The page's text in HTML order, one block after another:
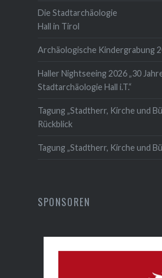
Die Stadtarchäologie
Hall in Tirol
Archäologische Kindergrabung
Haller Nightseeing 2026 „30
Stadtarchäologie Hall i.T.“
Tagung „Stadtherr, Kirche und
Rückblick
Tagung „Stadtherr, Kirche und
SPONSOREN